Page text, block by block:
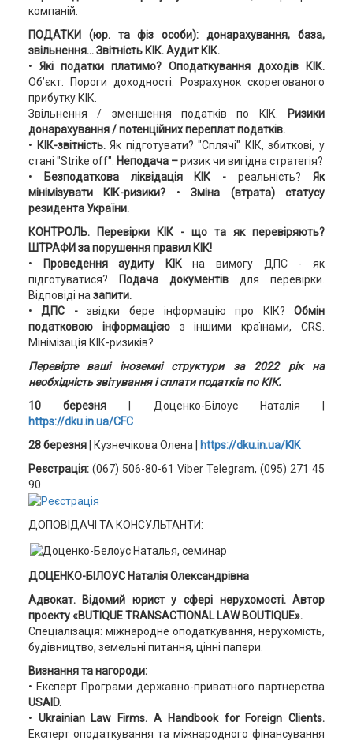
компаній.
ПОДАТКИ (юр. та фіз особи): донарахування, база,
звільнення... Звітність КІК. Аудит КІК.
• Які податки платимо? Оподаткування доходів КІК.
Об’єкт. Пороги доходності. Розрахунок скорегованого
прибутку КІК.
Звільнення / зменшення податків по КІК.
Ризики
донарахування / потенційних переплат податків.
• КІК-звітність.Як підготувати? "Сплячі" КІК, збиткові, у
стані "Strike off". Неподача –ризик чи вигідна стратегія?
•
Безподаткова ліквідація КІК - реальність? Як
мінімізувати КІК-ризики? •Зміна (втрата) статусу
резидента України.
КОНТРОЛЬ. Перевірки КІК - що та як перевіряють?
ШТРАФИ за порушення правил КІК!
•
Проведення аудиту КІКна вимогу ДПС - як
підготуватися?
Подача документівдля перевірки.
Відповіді на запити.
•ДПС -звідки бере інформацію про КІК?Обмін
податковою інформацієюз іншими країнами, CRS.
Мінімізація КІК-ризиків?
Перевірте ваші іноземні структури за 2022 рік на
необхідність звітування і сплати податків по КІК.
10 березня
| Доценко-Білоус Наталія |
https://dku.in.ua/CFC
28 березня
| Кузнечікова Олена
https://dku.in.ua/KIK
Реєстрація: (067) 506-80-61 Viber Telegram, (095) 271 45
90
ДОПОВІДАЧІ ТА КОНСУЛЬТАНТИ:
ДОЦЕНКО-БІЛОУС Наталія Олександрівна
Адвокат. Відомий юрист у сфері нерухомості. Автор
проекту «BUTIQUE TRANSACTIONAL LAW BOUTIQUE».
Спеціалізація: міжнародне оподаткування, нерухомість,
будівництво, земельні питання, цінні папери.
Визнання та нагороди:
• Експерт Програми державно-приватного партнерства
USAID.
• Ukrainian Law Firms. A Handbook for Foreign Clients.
Експерт оподаткування та міжнародного фінансування